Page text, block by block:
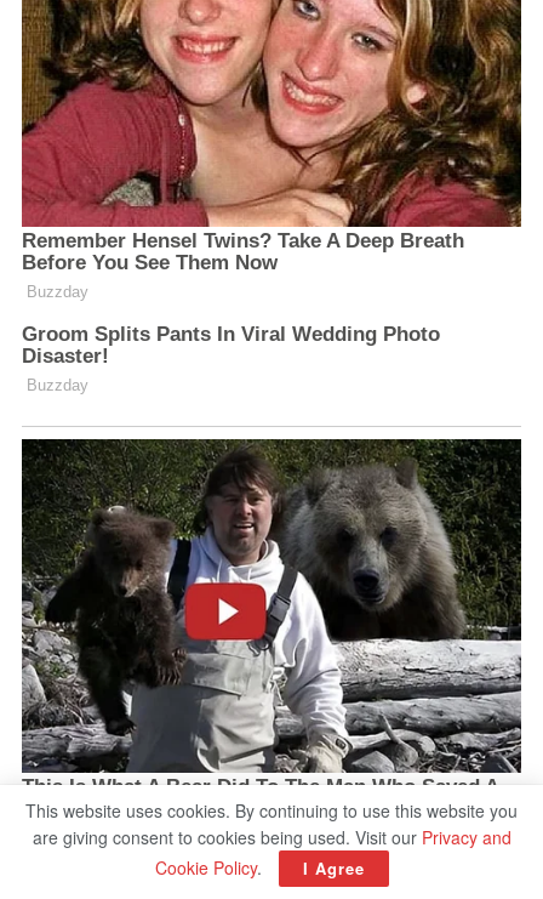
This website uses cookies. By continuing to use this website you
are giving consent to cookies being used. Visit our Privacy and
Cookie Policy. I Agree